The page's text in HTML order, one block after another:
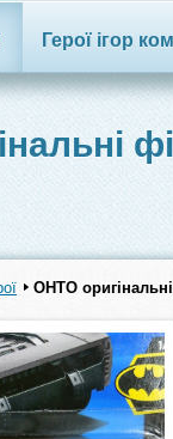
Герої ігор
ОНТО